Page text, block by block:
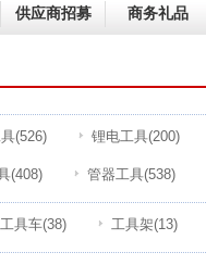
供应商招募 商务礼品
(526) 锂电工具(200)
(408) 管器工具(538)
工具车(38) 工具架(13)